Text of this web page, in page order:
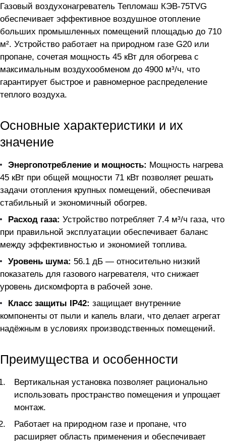
Газовый воздухонагреватель Тепломаш КЭВ-75TVG
обеспечивает эффективное воздушное отопление
больших промышленных помещений площадью до 710
м². Устройство работает на природном газе G20 или
пропане, сочетая мощность 45 кВт для обогрева с
максимальным воздухообменом до 4900 м³/ч, что
гарантирует быстрое и равномерное распределение
теплого воздуха.
Основные характеристики и их
значение
Энергопотребление и мощность: Мощность нагрева
45 кВт при общей мощности 71 кВт позволяет решать
задачи отопления крупных помещений, обеспечивая
стабильный и экономичный обогрев.
Расход газа: Устройство потребляет 7.4 м³/ч газа, что
при правильной эксплуатации обеспечивает баланс
между эффективностью и экономией топлива.
Уровень шума: 56.1 дБ — относительно низкий
показатель для газового нагревателя, что снижает
уровень дискомфорта в рабочей зоне.
Класс защиты IP42: защищает внутренние
компоненты от пыли и капель влаги, что делает агрегат
надёжным в условиях производственных помещений.
Преимущества и особенности
Вертикальная установка позволяет рационально
использовать пространство помещения и упрощает
монтаж.
Работает на природном газе и пропане, что
расширяет область применения и обеспечивает